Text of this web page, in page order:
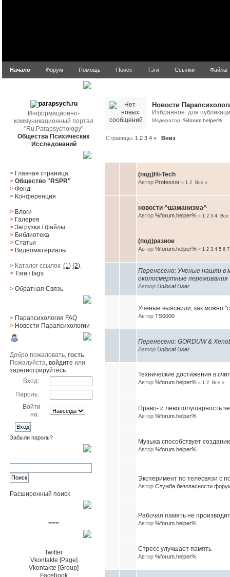
Начало Форум Помощь Поиск Тэги Ссылки Файлы
Информационно-
коммуникационный портал
"Ru.Parapsychology"
Общества Психических
Исследований
> Главная страница
> Общество "RSPR"
> Фонд
> Конференция
> Блоги
> Галерея
> Загрузки/файлы
> Библиотека
> Статьи
> Видеоматериалы
> Каталог ссылок:(1) (2)
> Тэги/ tags
> Обратная Cвязь
> Парапсихология FAQ
> Новости Парапсихологии
Добро пожаловать,гость.
Пожалуйста,войдите или
зарегистрируйтесь.
Вход:
Пароль:
Войти
на:
Забыли пароль?
Расширенный поиск
===
Twitter
Vkontakte [Page]
Vkontakte [Group]
Facebook
Новости
Избранное: для
Модератор:%forum.helper%
Страницы:1 2 3 4 » Вниз
(под)Hi-Tech
Автор Professor « 1 2 Все »
новости ^шаманизма^
Автор %forum.helper% « 1 2 3 4 Все
(под)разное
Автор %forum.helper% « 1 2 3 4 5 6 7
Перенесено: Ученые нашли в
околосмертные переживания
Автор Unlocal User
Ученые выяснили, как можно
Автор TS0000
Перенесено: GORDUW &
Автор Unlocal User
Технические достижения в
Автор %forum.helper% « 1 2 Все »
Право- и левополушарность
Автор %forum.helper%
Музыка способствует
Автор %forum.helper%
Эксперимент по телесвязи с
Автор Служба безопасности
Рабочая память не
Автор %forum.helper%
Стресс улучшает память
Автор %forum.helper%